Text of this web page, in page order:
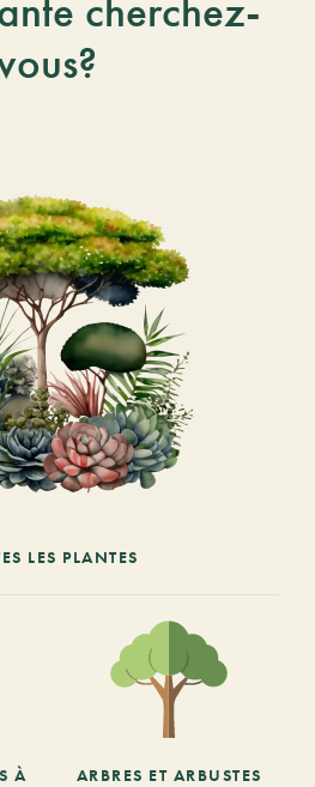
LES PLANTES
À
ARBRES ET ARBUSTES